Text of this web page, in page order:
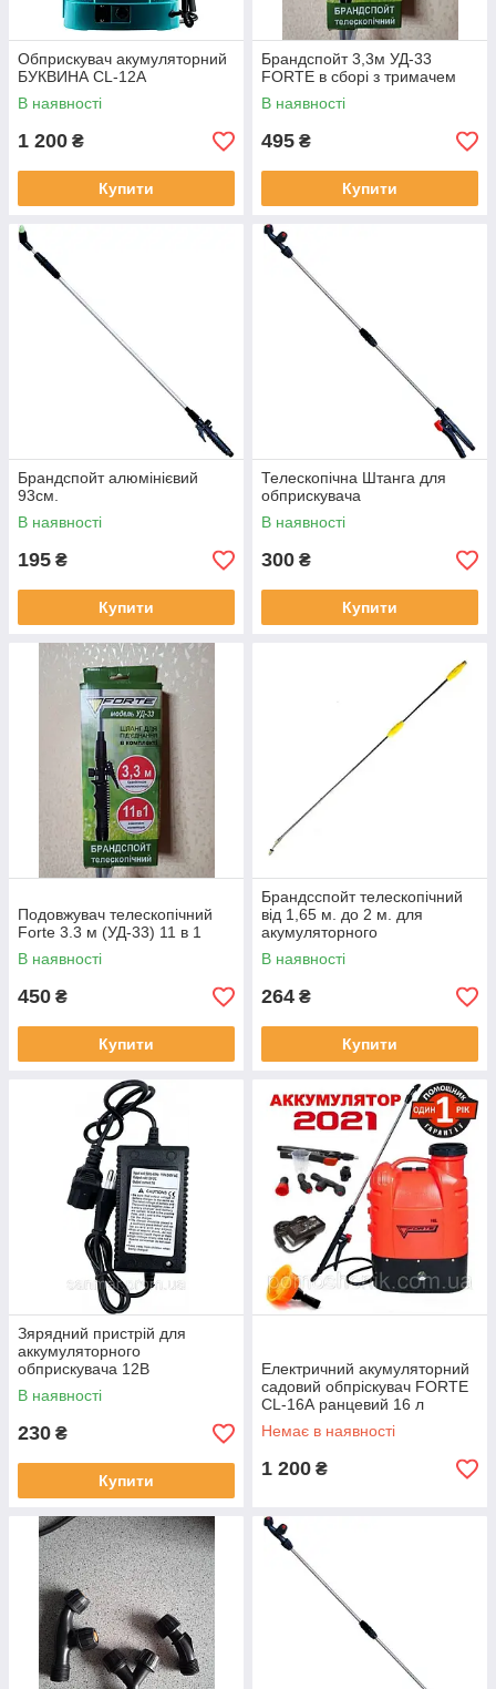
Обприскувач акумуляторний
БУКВИНА CL-12A
В наявності
1 200 ₴
Купити
Брандспойт 3,3м УД-33
FORTE в сборі з тримачем
В наявності
495 ₴
Купити
Брандспойт алюмінієвий
93см.
В наявності
195 ₴
Купити
Телескопічна Штанга для
обприскувача
В наявності
300 ₴
Купити
Подовжувач телескопічний
Forte 3.3 м (УД-33) 11 в 1
В наявності
450 ₴
Купити
Брандсспойт телескопічний
від 1,65 м. до 2 м. для
акумуляторного
обприскувача
В наявності
264 ₴
Купити
Зярядний пристрій для
аккумуляторного
обприскувача 12В
В наявності
230 ₴
Купити
Електричний акумуляторний
садовий обпріскувач FORTE
CL-16А ранцевий 16 л
Немає в наявності
1 200 ₴